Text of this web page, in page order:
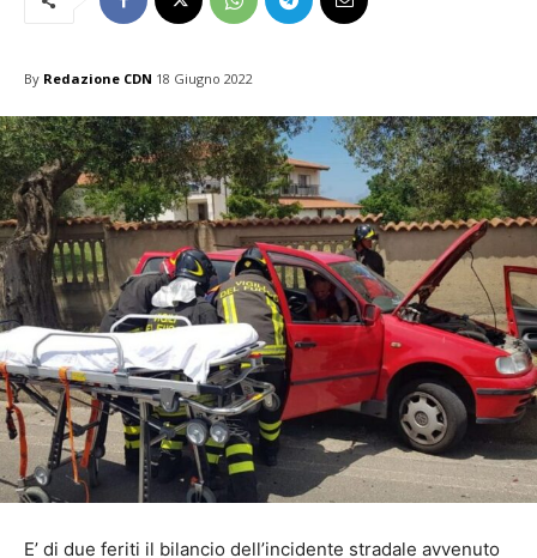
By Redazione CDN 18 Giugno 2022
E’ di due feriti il bilancio dell’incidente stradale avvenuto